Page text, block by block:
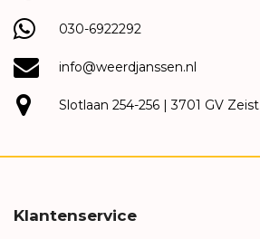
030-6922292
info@weerdjanssen.nl
Slotlaan 254-256 | 3701 GV Zeist
Klantenservice